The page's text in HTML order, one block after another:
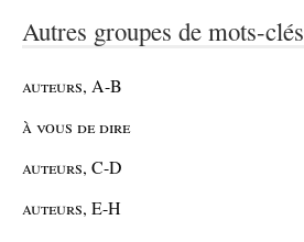
Autres groupes de mots-clés
auteurs, A-B
à vous de dire
auteurs, C-D
auteurs, E-H